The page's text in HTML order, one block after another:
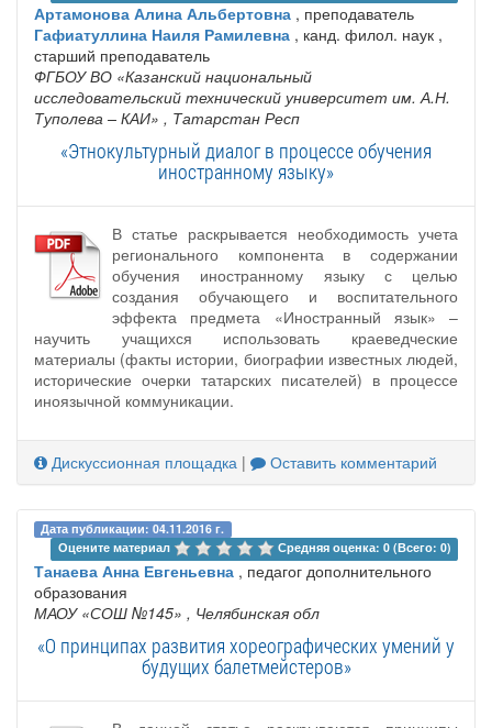
Артамонова Алина Альбертовна , преподаватель
Гафиатуллина Наиля Рамилевна , канд. филол. наук ,
старший преподаватель
ФГБОУ ВО «Казанский национальный
исследовательский технический университет им. А.Н.
Туполева – КАИ» , Татарстан Респ
«Этнокультурный диалог в процессе обучения
иностранному языку»
В статье раскрывается необходимость учета
регионального компонента в содержании
обучения иностранному языку с целью
создания обучающего и воспитательного
эффекта предмета «Иностранный язык» –
научить учащихся использовать краеведческие
материалы (факты истории, биографии известных людей,
исторические очерки татарских писателей) в процессе
иноязычной коммуникации.
Дискуссионная площадка | Оставить комментарий
Дата публикации: 04.11.2016 г.
Оцените материал
Средняя оценка: 0 (Всего: 0)
Танаева Анна Евгеньевна , педагог дополнительного
образования
МАОУ «СОШ №145» , Челябинская обл
«О принципах развития хореографических умений у
будущих балетмейстеров»